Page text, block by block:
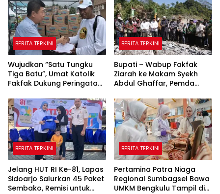
BERITA TERKINI
Wujudkan “Satu Tungku
Tiga Batu”, Umat Katolik
Fakfak Dukung Peringatan
Papua
BERITA TERKINI
Bupati – Wabup Fakfak
Ziarah ke Makam Syekh
Abdul Ghaffar, Pemda
Peringatan 666 Tahun
Islam Masuk Tanah Papua
BERITA TERKINI
Jelang HUT RI Ke-81, Lapas
Sidoarjo Salurkan 45 Paket
Sembako, Remisi untuk
BERITA TERKINI
Pertamina Patra Niaga
Regional Sumbagsel Bawa
UMKM Bengkulu Tampil di